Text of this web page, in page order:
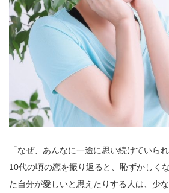
「なぜ、あんなに一途に思い続けていら
10代の頃の恋を振り返ると、恥ずかしく
た自分が愛しいと思えたりする人は、少